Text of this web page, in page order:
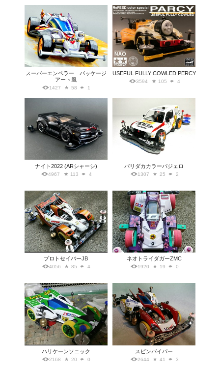
スーパーエンペラー パッケージ
アート風
1427 58 1
USEFUL FULLY COWLED PERCY
3594 105 4
ナイト2022 (ARシャーシ)
4967 113 4
パリダカカラーパジェロ
1307 25 2
プロトセイバーJB
4056 85 4
ネオトライダガーZMC
1920 19 0
ハリケーンソニック
2168 20 0
スピンバイパー
2644 41 3